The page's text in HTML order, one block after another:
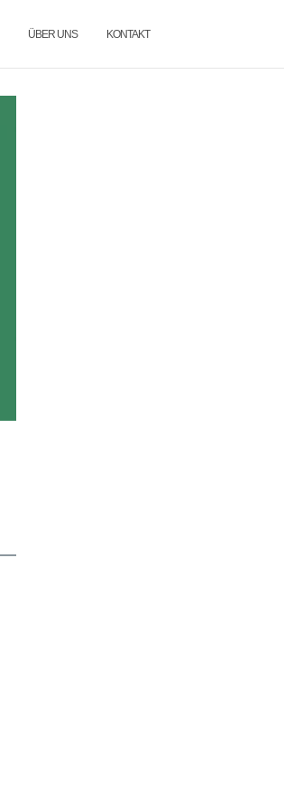
ÜBER UNS KONTAKT